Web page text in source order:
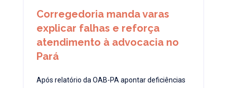
Corregedoria manda varas
explicar falhas e reforça
atendimento à advocacia no
Pará
Após relatório da OAB-PA apontar deficiências